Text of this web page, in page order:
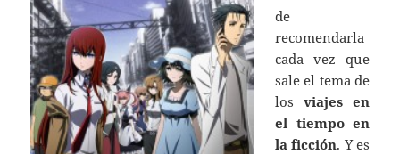
de
recomendarla
cada vez que
sale el tema de
los viajes en
el tiempo en
la ficción. Y es